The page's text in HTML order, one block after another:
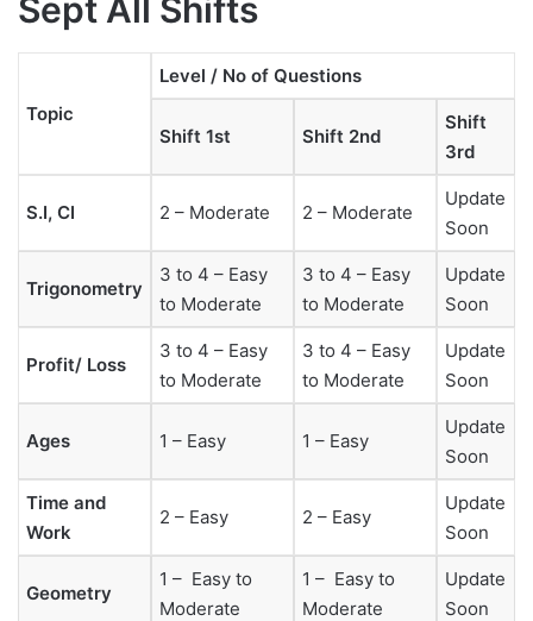
Sept All Shifts
Topic
Level / No of Questions
Shift 1st Shift 2nd
Shift
3rd
S.I, CI 2 – Moderate 2 – Moderate
Update
Soon
Trigonometry
3 to 4 – Easy
to Moderate
3 to 4 – Easy
to Moderate
Update
Soon
Profit/ Loss
3 to 4 – Easy
to Moderate
3 to 4 – Easy
to Moderate
Update
Soon
Ages 1 – Easy 1 – Easy
Update
Soon
Time and
Work
2 – Easy 2 – Easy
Update
Soon
Geometry
1 – Easy to
Moderate
1 – Easy to
Moderate
Update
Soon